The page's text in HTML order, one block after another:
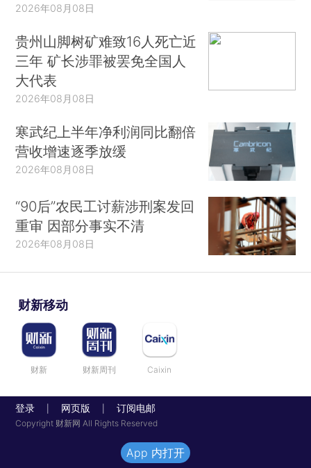
2026年08月08日
贵州山脚树矿难致16人死亡近
三年 矿长涉罪被罢免全国人
大代表
2026年08月08日
寒武纪上半年净利润同比翻倍
营收增速逐季放缓
2026年08月08日
“90后”农民工讨薪涉刑案发回
重审 因部分事实不清
2026年08月08日
财新移动
财新 财新周刊 Caixin
登录 网页版 订阅电邮
Copyright 财新网 All Rights Reserved
App 内打开